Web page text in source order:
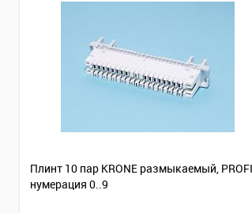
Плинт 10 пар KRONE размыкаемый,
нумерация 0..9